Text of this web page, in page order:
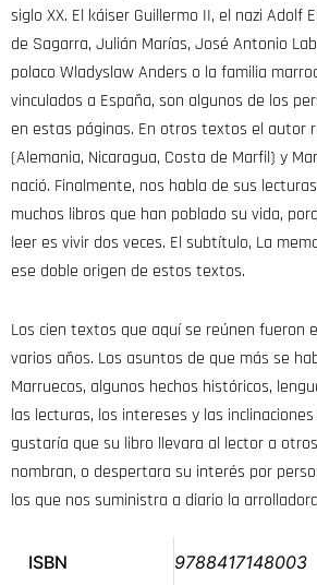
siglo XX. El káiser Guillermo II, el nazi Adolf
de Sagarra, Julián Marías, José Antonio
polaco Wladyslaw Anders o la familia
vinculados a España, son algunos de los
en estas páginas. En otros textos el autor
(Alemania, Nicaragua, Costa de Marfil) y
nació. Finalmente, nos habla de sus
muchos libros que han poblado su vida,
leer es vivir dos veces. El subtítulo, La
ese doble origen de estos textos.
Los cien textos que aquí se reúnen fueron
varios años. Los asuntos de que más se
Marruecos, algunos hechos históricos,
las lecturas, los intereses y las
gustaría que su libro llevara al lector a
nombran, o despertara su interés por
los que nos suministra a diario la
ISBN 9788417148003